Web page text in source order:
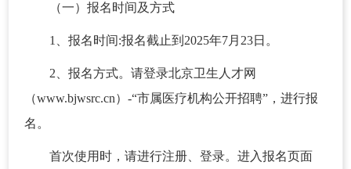
（一）报名时间及方式
1、报名时间:报名截止到2025年7月23日。
2、报名方式。请登录北京卫生人才网
（www.bjwsrc.cn）-“市属医疗机构公开招聘”，进行报
名。
首次使用时，请进行注册、登录。进入报名页面